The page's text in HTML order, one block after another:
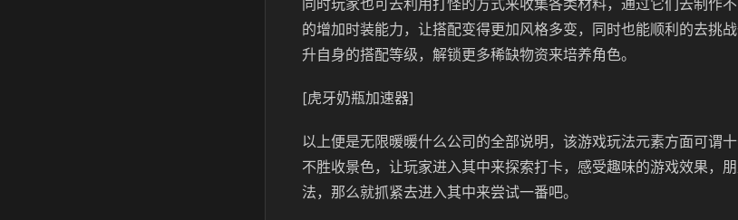
同时玩家也可去利用打怪的方式来收集各类材料，通过它们去制作
的增加时装能力，让搭配变得更加风格多变，同时也能顺利的去挑
升自身的搭配等级，解锁更多稀缺物资来培养角色。
[虎牙奶瓶加速器]
以上便是无限暖暖什么公司的全部说明，该游戏玩法元素方面可谓
不胜收景色，让玩家进入其中来探索打卡，感受趣味的游戏效果，
法，那么就抓紧去进入其中来尝试一番吧。